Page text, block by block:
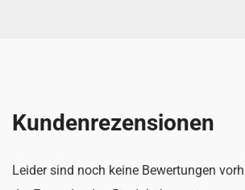
Kundenrezensionen
Leider sind noch keine Bewertungen